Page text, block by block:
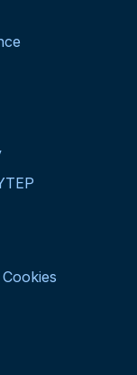
Cookies